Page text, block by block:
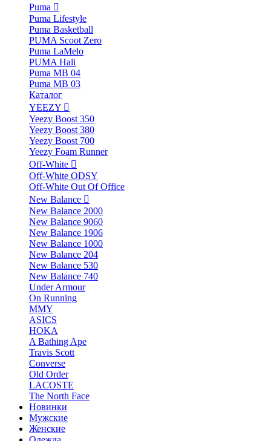
Puma
Puma Lifestyle
Puma Basketball
PUMA Scoot Zero
Puma LaMelo
PUMA Hali
Puma MB 04
Puma MB 03
Каталог
YEEZY
Yeezy Boost 350
Yeezy Boost 380
Yeezy Boost 700
Yeezy Foam Runner
Off-White
Off-White ODSY
Off-White Out Of Office
New Balance
New Balance 2000
New Balance 9060
New Balance 1906
New Balance 1000
New Balance 204
New Balance 530
New Balance 740
Under Armour
On Running
MMY
ASICS
HOKA
A Bathing Ape
Travis Scott
Converse
Old Order
LACOSTE
The North Face
Новинки
Мужские
Женские